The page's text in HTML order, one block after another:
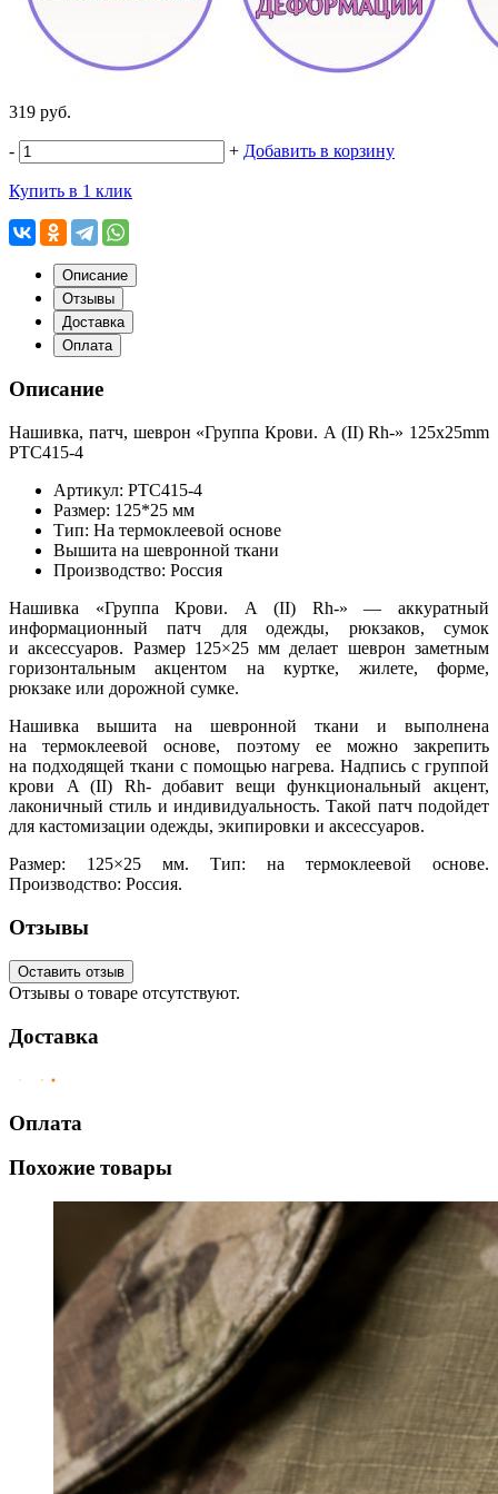
319 руб.
- + Добавить в корзину
Купить в 1 клик
Описание
Отзывы
Доставка
Оплата
Описание
Нашивка, патч, шеврон «Группа Крови. A (II) Rh-» 125x25mm
PTC415-4
Артикул: PTC415-4
Размер: 125*25 мм
Тип: На термоклеевой основе
Вышита на шевронной ткани
Производство: Россия
Нашивка
«Группа Крови. A (II) Rh-» — аккуратный
информационный патч для одежды, рюкзаков, сумок
и аксессуаров. Размер 125×25 мм делает шеврон заметным
горизонтальным акцентом на куртке, жилете, форме,
рюкзаке или дорожной сумке.
Нашивка вышита на шевронной ткани и выполнена
на термоклеевой основе, поэтому ее можно закрепить
на подходящей ткани с помощью нагрева. Надпись с группой
крови A
(II) Rh- добавит вещи функциональный акцент,
лаконичный стиль и индивидуальность. Такой патч подойдет
для кастомизации одежды, экипировки и аксессуаров.
Размер: 125×25 мм. Тип: на термоклеевой основе.
Производство: Россия.
Отзывы
Оставить отзыв
Отзывы о товаре отсутствуют.
Доставка
Оплата
Похожие товары